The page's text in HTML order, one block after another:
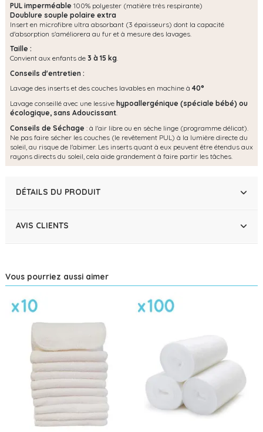
PUL imperméable 100% polyester (matière très respirante)
Doublure souple polaire extra
Insert en microfibre ultra absorbant (3 épaisseurs) dont la capacité
d'absorption s'améliorera au fur et à mesure des lavages.
Taille :
Convient aux enfants de 3 à 15 kg.
Conseils d'entretien :
Lavage des inserts et des couches lavables en machine à 40°
Lavage conseillé avec une lessive hypoallergénique (spéciale bébé) ou
écologique, sans Adoucissant.
Conseils de Séchage : à l'air libre ou en sèche linge (programme délicat).
Ne pas faire sécher les couches (le revêtement PUL) à la lumière directe du
soleil, au risque de l'abimer. Les inserts quant à eux peuvent être étendus aux
rayons directs du soleil, cela aide grandement à faire partir les tâches.
DÉTAILS DU PRODUIT
AVIS CLIENTS
Vous pourriez aussi aimer